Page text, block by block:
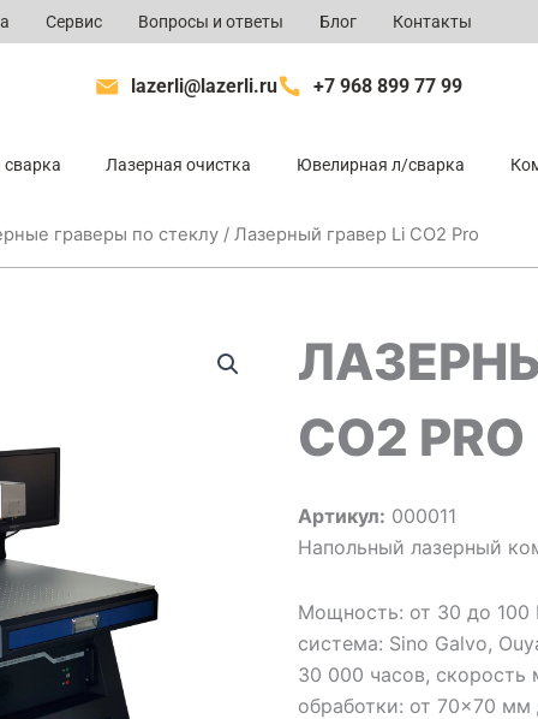
Сервис Вопросы и ответы Блог Контакты
lazerli@lazerli.ru +7 968 899 77 99
сварка Лазерная очистка Ювелирная л/сварка
граверы по стеклу / Лазерный гравер Li CO2 Pro
CO2 PRO
Артикул: 000011
Напольный лазерный
Мощность: от 30 до 100
система: Sino Galvo,
30 000 часов,
обработки: от 70×70